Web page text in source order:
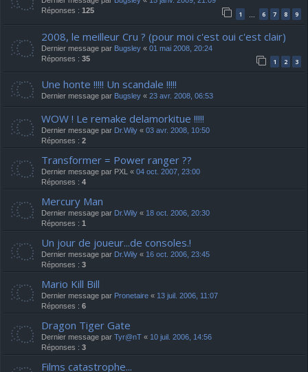
Réponses : 125 1 6 7 8 9
2008, le meilleur Cru ? (pour moi c'est oui c'est clair)
Dernier message par Bugsley « 01 mai 2008, 20:24
Réponses : 35 1 2 3
Une honte !!!!! Un scandale !!!!!
Dernier message par Bugsley « 23 avr. 2008, 06:53
WOW ! Le remake delamorkitue !!!!!
Dernier message par Dr.Wily « 03 avr. 2008, 10:50
Réponses : 2
Transformer = Power ranger ??
Dernier message par PXL « 04 oct. 2007, 23:00
Réponses : 4
Mercury Man
Dernier message par Dr.Wily « 18 oct. 2006, 20:30
Réponses : 1
Un jour de joueur...de consoles.!
Dernier message par Dr.Wily « 16 oct. 2006, 23:45
Réponses : 3
Mario Kill Bill
Dernier message par Pronetaire « 13 juil. 2006, 11:07
Réponses : 6
Dragon Tiger Gate
Dernier message par Tyr@nT « 10 juil. 2006, 14:56
Réponses : 3
Films catastrophe...